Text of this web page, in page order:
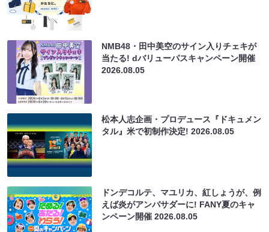
NMB48・田中美空のサイン入りチェキが
当たる! dバリューパスキャンペーン開催
2026.08.05
松本人志企画・プロデュース『ドキュメン
タル』米で初制作決定!2026.08.05
ドンデコルテ、マユリカ、紅しょうが、例
えば炎がアンバサダーに! FANY夏のキャ
ンペーン開催2026.08.05